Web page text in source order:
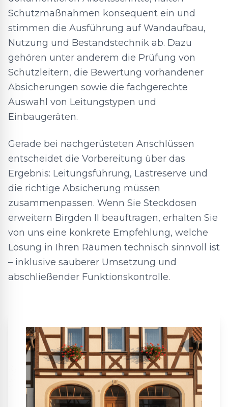
Schutzmaßnahmen konsequent ein und
stimmen die Ausführung auf Wandaufbau,
Nutzung und Bestandstechnik ab. Dazu
gehören unter anderem die Prüfung von
Schutzleitern, die Bewertung vorhandener
Absicherungen sowie die fachgerechte
Auswahl von Leitungstypen und
Einbaugeräten.
Gerade bei nachgerüsteten Anschlüssen
entscheidet die Vorbereitung über das
Ergebnis: Leitungsführung, Lastreserve und
die richtige Absicherung müssen
zusammenpassen. Wenn Sie Steckdosen
erweitern Birgden II beauftragen, erhalten Sie
von uns eine konkrete Empfehlung, welche
Lösung in Ihren Räumen technisch sinnvoll ist
– inklusive sauberer Umsetzung und
abschließender Funktionskontrolle.